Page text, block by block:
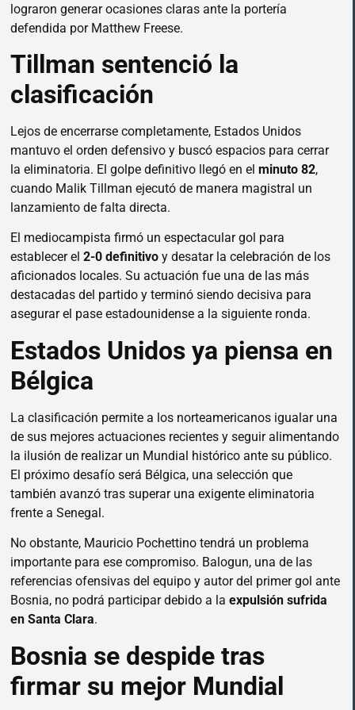
lograron generar ocasiones claras ante la portería
defendida por Matthew Freese.
Tillman sentenció la
clasificación
Lejos de encerrarse completamente, Estados Unidos
mantuvo el orden defensivo y buscó espacios para cerrar
la eliminatoria. El golpe definitivo llegó en el minuto 82,
cuando Malik Tillman ejecutó de manera magistral un
lanzamiento de falta directa.
El mediocampista firmó un espectacular gol para
establecer el 2-0 definitivo y desatar la celebración de los
aficionados locales. Su actuación fue una de las más
destacadas del partido y terminó siendo decisiva para
asegurar el pase estadounidense a la siguiente ronda.
Estados Unidos ya piensa en
Bélgica
La clasificación permite a los norteamericanos igualar una
de sus mejores actuaciones recientes y seguir alimentando
la ilusión de realizar un Mundial histórico ante su público.
El próximo desafío será Bélgica, una selección que
también avanzó tras superar una exigente eliminatoria
frente a Senegal.
No obstante, Mauricio Pochettino tendrá un problema
importante para ese compromiso. Balogun, una de las
referencias ofensivas del equipo y autor del primer gol ante
Bosnia, no podrá participar debido a la expulsión sufrida
en Santa Clara.
Bosnia se despide tras
firmar su mejor Mundial